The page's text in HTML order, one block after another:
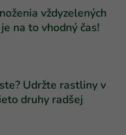
vždyzelených
na to vhodný čas!
Udržte rastliny v
druhy radšej